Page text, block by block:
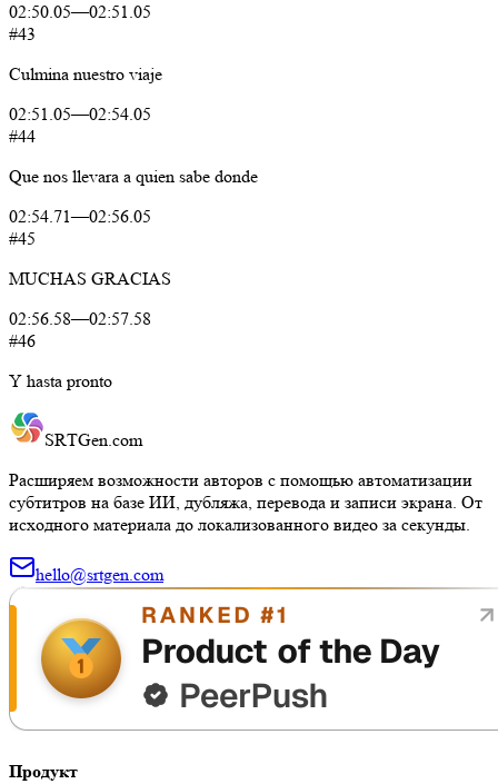
02:50.05—02:51.05
#43
Culmina nuestro viaje
02:51.05—02:54.05
#44
Que nos llevara a quien sabe donde
02:54.71—02:56.05
#45
MUCHAS GRACIAS
02:56.58—02:57.58
#46
Y hasta pronto
SRTGen.com
Расширяем возможности авторов с помощью автоматизации
субтитров на базе ИИ, дубляжа, перевода и записи экрана. От
исходного материала до локализованного видео за секунды.
hello@srtgen.com
Продукт